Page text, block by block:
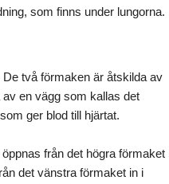
som finns under lungorna.
två förmaken är åtskilda av
en vägg som kallas det
ger blod till hjärtat.
från det högra förmaket
det vänstra förmaket in i